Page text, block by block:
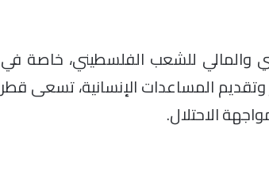
والمالي للشعب الفلسطيني، خاصة في
المساعدات الإنسانية، تسعى قطر
الاحتلال.